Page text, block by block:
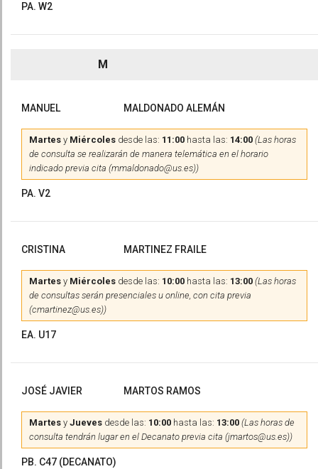
PA. W2
M
MANUEL MALDONADO ALEMÁN
Martes y Miércoles desde las: 11:00 hasta las: 14:00 (Las horas
de consulta se realizarán de manera telemática en el horario
indicado previa cita (mmaldonado@us.es))
PA. V2
CRISTINA MARTINEZ FRAILE
Martes y Miércoles desde las: 10:00 hasta las: 13:00 (Las horas
de consultas serán presenciales u online, con cita previa
(cmartinez@us.es))
EA. U17
JOSÉ JAVIER MARTOS RAMOS
Martes y Jueves desde las: 10:00 hasta las: 13:00 (Las horas de
consulta tendrán lugar en el Decanato previa cita (jmartos@us.es))
PB. C47 (DECANATO)